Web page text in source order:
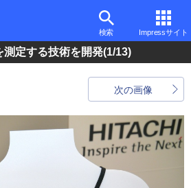
検索 Impressサイト
測定する技術を開発(1/13)
次の画像